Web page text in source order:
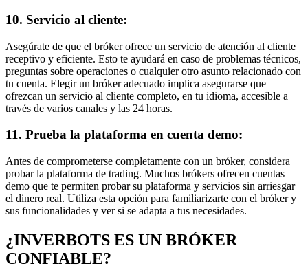
10. Servicio al cliente:
Asegúrate de que el bróker ofrece un servicio de atención al cliente
receptivo y eficiente. Esto te ayudará en caso de problemas técnicos,
preguntas sobre operaciones o cualquier otro asunto relacionado con
tu cuenta. Elegir un bróker adecuado implica asegurarse que
ofrezcan un servicio al cliente completo, en tu idioma, accesible a
través de varios canales y las 24 horas.
11. Prueba la plataforma en cuenta demo:
Antes de comprometerse completamente con un bróker, considera
probar la plataforma de trading. Muchos brókers ofrecen cuentas
demo que te permiten probar su plataforma y servicios sin arriesgar
el dinero real. Utiliza esta opción para familiarizarte con el bróker y
sus funcionalidades y ver si se adapta a tus necesidades.
¿INVERBOTS ES UN BRÓKER
CONFIABLE?